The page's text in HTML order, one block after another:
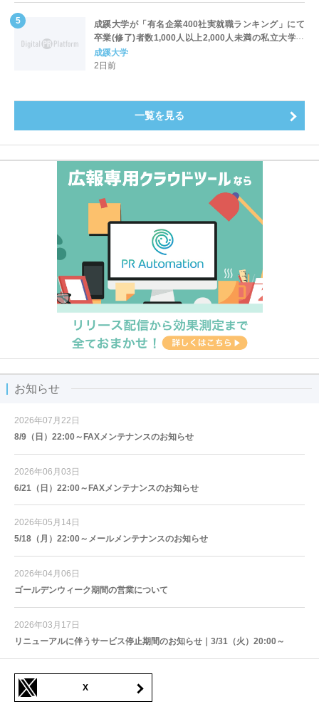
成蹊大学が「有名企業400社実就職ランキング」にて
卒業(修了)者数1,000人以上2,000人未満の私立大学で
全国第1位を獲得！～実就職率は26.5%（前年比＋
4.3pt）に伸長、東京の私立大学でも10位にランクイン
成蹊大学
2日前
一覧を見る
お知らせ
2026年07月22日
8/9（日）22:00～FAXメンテナンスのお知らせ
2026年06月03日
6/21（日）22:00～FAXメンテナンスのお知らせ
2026年05月14日
5/18（月）22:00～メールメンテナンスのお知らせ
2026年04月06日
ゴールデンウィーク期間の営業について
2026年03月17日
リニューアルに伴うサービス停止期間のお知らせ｜3/31（火）20:00～
X